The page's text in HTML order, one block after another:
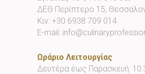
ΔΕΘ Περίπτερο 15,
Κιν: +30 6938 709 014
E-mail:
Ωράριο Λειτουργίας
Δευτέρα έως Παρασκευή: